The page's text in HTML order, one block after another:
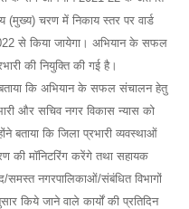
(मुख्य) चरण में निकाय स्तर पर वार्ड
से किया जायेगा। अभियान के सफल
की नियुक्ति की गई है।
बताया कि अभियान के सफल संचालन हेतु
और सचिव नगर विकास न्यास को
बताया कि जिला प्रभारी व्यवस्थाओं
की मॉनिटरिंग करेंगे तथा सहायक
समस्त नगरपालिकाओं/संबंधित विभागों
किये जाने वाले कार्यों की प्रतिदिन